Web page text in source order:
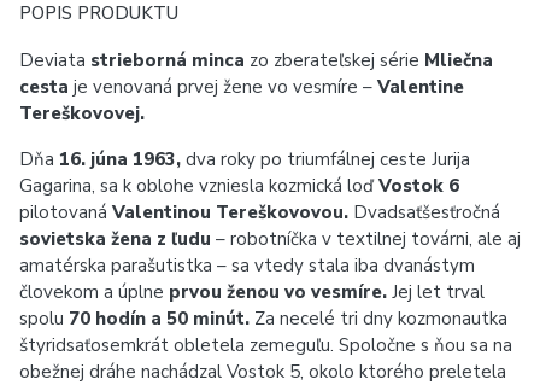
POPIS PRODUKTU
Deviata strieborná minca zo zberateľskej série Mliečna
cesta je venovaná prvej žene vo vesmíre – Valentine
Tereškovovej.
Dňa 16. júna 1963, dva roky po triumfálnej ceste Jurija
Gagarina, sa k oblohe vzniesla kozmická loďVostok 6
pilotovaná Valentinou Tereškovovou. Dvadsaťšesťročná
sovietska žena z ľudu – robotníčka v textilnej továrni, ale aj
amatérska parašutistka – sa vtedy stala iba dvanástym
človekom a úplne prvou ženou vo vesmíre. Jej let trval
spolu 70 hodín a 50 minút. Za necelé tri dny kozmonautka
štyridsaťosemkrát obletela zemeguľu. Spoločne s ňou sa na
obežnej dráhe nachádzal Vostok 5, okolo ktorého preletela